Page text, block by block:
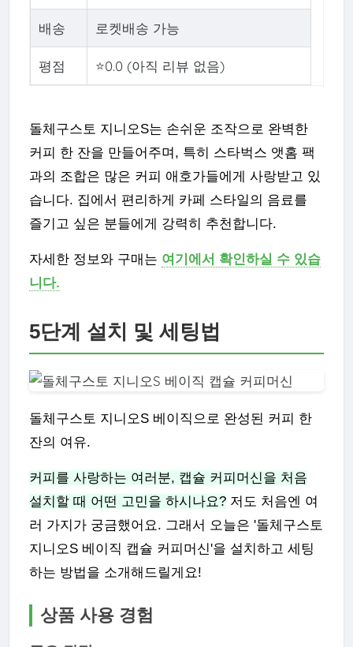
배송 로켓배송 가능
평점 ⭐0.0 (아직 리뷰 없음)
돌체구스토 지니오S는 손쉬운 조작으로 완벽한
커피 한 잔을 만들어주며, 특히 스타벅스 앳홈 팩
과의 조합은 많은 커피 애호가들에게 사랑받고 있
습니다. 집에서 편리하게 카페 스타일의 음료를
즐기고 싶은 분들에게 강력히 추천합니다.
자세한 정보와 구매는 여기에서 확인하실 수 있습
니다.
5단계 설치 및 세팅법
돌체구스토 지니오S 베이직으로 완성된 커피 한
잔의 여유.
커피를 사랑하는 여러분, 캡슐 커피머신을 처음
설치할 때 어떤 고민을 하시나요?저도 처음엔 여
러 가지가 궁금했어요. 그래서 오늘은 '돌체구스토
지니오S 베이직 캡슐 커피머신'을 설치하고 세팅
하는 방법을 소개해드릴게요!
상품 사용 경험